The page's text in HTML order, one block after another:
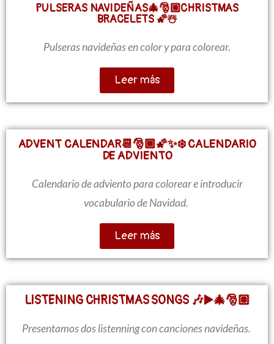
PULSERAS NAVIDEÑAS🎄🎅🏼CHRISTMAS
BRACELETS 🌠☃️
Pulseras navideñas en color y para colorear.
Leer más
ADVENT CALENDAR📆🎅🏾🌠✨❄️ CALENDARIO
DE ADVIENTO
Calendario de adviento para colorear e introducir
vocabulario de Navidad.
Leer más
LISTENING CHRISTMAS SONGS 🎶▶️🎄🎅🏽
Presentamos dos listenning con canciones navideñas.